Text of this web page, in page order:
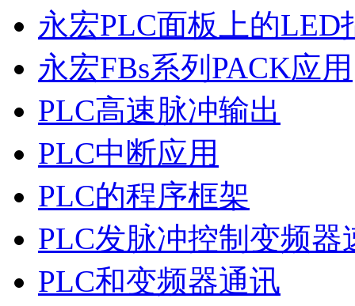
永宏PLC面板上的LED
永宏FBs系列PACK应用
PLC高速脉冲输出
PLC中断应用
PLC的程序框架
PLC发脉冲控制变频器
PLC和变频器通讯